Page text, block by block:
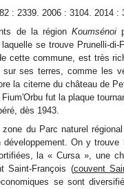
: 2339. 2006 : 3104. 2014 :
de la région Koumsénoi
se trouve Prunelli-di-
cette commune, est très
sur ses terres, comme les
la citerne du château de
fut la plaque
dès 1943.
du Parc naturel
On y trouve
la « Cursa », une
Saint-François (couvent
se sont